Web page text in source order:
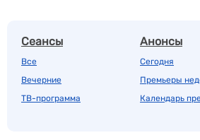
Сеансы
Все
Вечерние
ТВ-программа
Анонсы
Сегодня
Премьеры
Календарь